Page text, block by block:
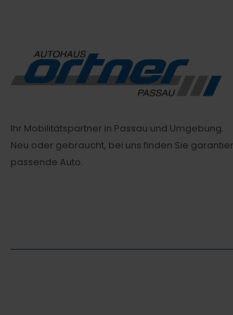
Ihr Mobilitätspartner in Passau und Umgebung.
Neu oder gebraucht, bei uns finden Sie
passende Auto.